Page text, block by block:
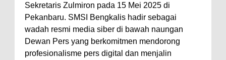
Sekretaris Zulmiron pada 15 Mei 2025 di
Pekanbaru. SMSI Bengkalis hadir sebagai
wadah resmi media siber di bawah naungan
Dewan Pers yang berkomitmen mendorong
profesionalisme pers digital dan menjalin